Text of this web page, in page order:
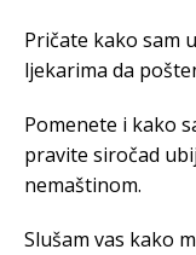
Pričate kako sam
ljekarima da
Pomenete i kako
pravite siročad
nemaštinom.
Slušam vas kako